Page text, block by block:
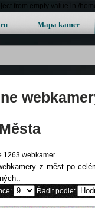
from empty value in /
Mapa kamer
Města
1263 webkamer
z měst po
Řadit podle: